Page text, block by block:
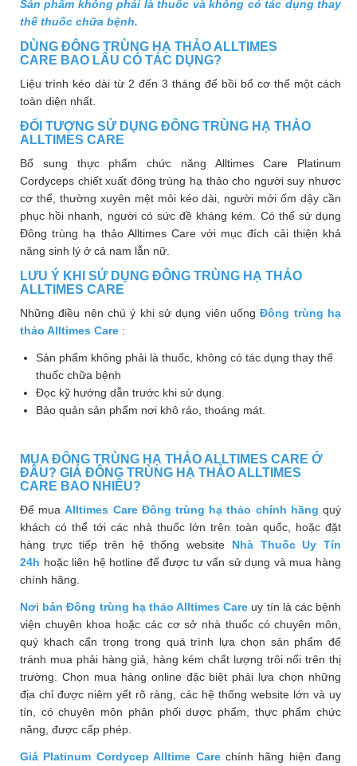
Sản phẩm không phải là thuốc và không có tác dụng thay
thế thuốc chữa bệnh.
DÙNG ĐÔNG TRÙNG HẠ THẢO ALLTIMES
CARE BAO LÂU CÓ TÁC DỤNG?
Liệu trình kéo dài từ 2 đến 3 tháng để bồi bổ cơ thể một cách
toàn diện nhất.
ĐỐI TƯỢNG SỬ DỤNG ĐÔNG TRÙNG HẠ THẢO
ALLTIMES CARE
Bổ sung thực phẩm chức năng Alltimes Care Platinum
Cordyceps chiết xuất đông trùng hạ thảo cho người suy nhược
cơ thể, thường xuyên mệt mỏi kéo dài, người mới ốm dậy cần
phục hồi nhanh, người có sức đề kháng kém. Có thể sử dụng
Đông trùng hạ thảo Alltimes Care với mục đích cải thiện khả
năng sinh lý ở cả nam lẫn nữ.
LƯU Ý KHI SỬ DỤNG ĐÔNG TRÙNG HẠ THẢO
ALLTIMES CARE
Những điều nên chú ý khi sử dụng viên uốngĐông trùng hạ
thảo Alltimes Care :
Sản phẩm không phải là thuốc, không có tác dụng thay thế
thuốc chữa bệnh
Đọc kỹ hướng dẫn trước khi sử dụng.
Bảo quản sản phẩm nơi khô ráo, thoáng mát.
MUA ĐÔNG TRÙNG HẠ THẢO ALLTIMES CARE Ở
ĐÂU? GIÁ ĐÔNG TRÙNG HẠ THẢO ALLTIMES
CARE BAO NHIÊU?
Để mua Alltimes Care Đông trùng hạ thảo chính hãng quý
khách có thể tới các nhà thuốc lớn trên toàn quốc, hoặc đặt
hàng trực tiếp trên hệ thống website Nhà Thuốc Uy Tín
24h hoặc liên hệ hotline để được tư vấn sử dụng và mua hàng
chính hãng.
Nơi bánĐông trùng hạ thảo Alltimes Care uy tín là các bệnh
viện chuyên khoa hoặc các cơ sở nhà thuốc có chuyên môn,
quý khach cẩn trọng trong quá trình lựa chọn sản phẩm để
tránh mua phải hàng giả, hàng kém chất lượng trôi nổi trên thị
trường. Chọn mua hàng online đặc biệt phải lựa chọn những
địa chỉ được niêm yết rõ ràng, các hệ thống website lớn và uy
tín, có chuyên môn phân phối dược phẩm, thực phẩm chức
năng, được cấp phép.
Giá Platinum Cordycep Alltime Care chính hãng hiện đang